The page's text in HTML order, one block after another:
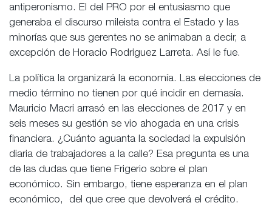
antiperonismo. El del PRO por el entusiasmo que
generaba el discurso mileista contra el Estado y las
minorías que sus gerentes no se animaban a decir, a
excepción de Horacio Rodriguez Larreta. Así le fue.
La política la organizará la economía. Las elecciones de
medio término no tienen por qué incidir en demasía.
Mauricio Macri arrasó en las elecciones de 2017 y en
seis meses su gestión se vio ahogada en una crisis
financiera. ¿Cuánto aguanta la sociedad la expulsión
diaria de trabajadores a la calle? Esa pregunta es una
de las dudas que tiene Frigerio sobre el plan
económico. Sin embargo, tiene esperanza en el plan
económico, del que cree que devolverá el crédito.